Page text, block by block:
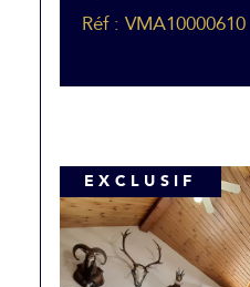
Réf : VMA10000610
EXCLUSIF